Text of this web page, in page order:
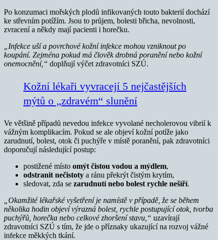
Po konzumaci mořských plodů infikovaných touto bakterií dochází
ke střevním potížím. Jsou to průjem, bolesti břicha, nevolnosti,
zvracení a někdy mají pacienti i horečku.
„Infekce uší a povrchové kožní infekce mohou vzniknout po
koupání. Zejména pokud má člověk drobná poranění nebo kožní
onemocnění,“ doplňují výčet zdravotníci SZÚ.
Kožní lékaři vyvracejí 5 nejčastějších
mýtů o „zdravém“ slunění
Ve většině případů nevedou infekce vyvolané necholerovou vibrií k
vážným komplikacím. Pokud se ale objeví kožní potíže jako
zarudnutí, bolest, otok či puchýře v místě poranění, pak zdravotníci
doporučují následující postup:
postižené místo omýt čistou vodou a mýdlem,
odstranit nečistoty a ránu překrýt čistým krytím,
sledovat, zda se zarudnutí nebo bolest rychle nešíří.
„Okamžité lékařské vyšetření je namístě v případě, že se během
několika hodin objeví výrazná bolest, rychle postupující otok, tvorba
puchýřů, horečka nebo celkové zhoršení stavu,“ uzavírají
zdravotníci SZÚ s tím, že jde o příznaky ukazující na rozvoj vážné
infekce měkkých tkání.